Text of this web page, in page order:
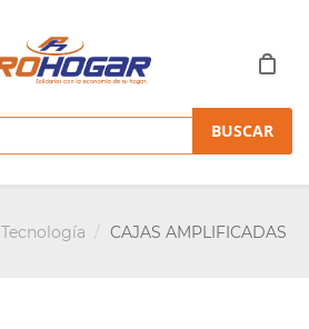
BUSCAR
Tecnología CAJAS AMPLIFICADAS